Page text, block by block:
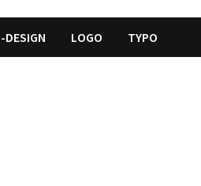
DESIGN LOGO TYPO